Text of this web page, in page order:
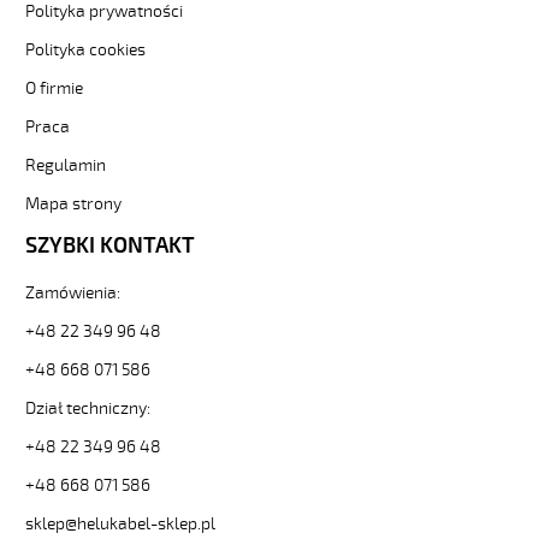
Sterownicze
JZ-
500
5G2,5
Kabel
300/500V
żyły
czarne
numerowane
Hekulabel
10125].
HELUKABEL
sklep.pl/upload/galleries/producers/small_
JZ-
5G2,5
Polityka prywatności
Polityka cookies
O firmie
Praca
Regulamin
Mapa strony
SZYBKI KONTAKT
Zamówienia:
+48 22 349 96 48
+48 668 071 586
Dział techniczny:
+48 22 349 96 48
+48 668 071 586
sklep@helukabel-sklep.pl